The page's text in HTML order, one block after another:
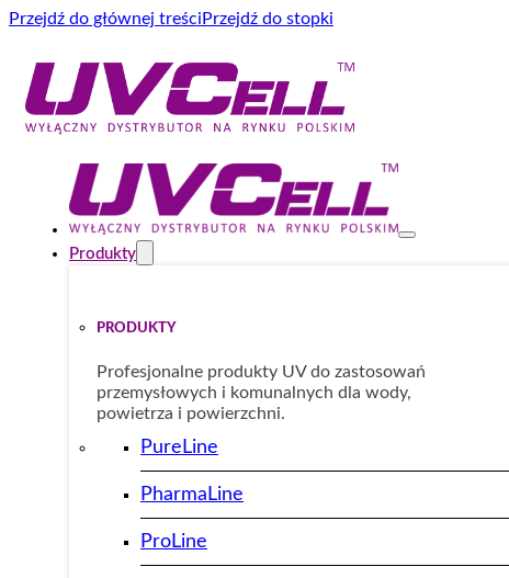
Przejdź do głównej treści Przejdź do stopki
Produkty
PRODUKTY
Profesjonalne produkty UV do zastosowań
przemysłowych i komunalnych dla wody,
powietrza i powierzchni.
PureLine
PharmaLine
ProLine